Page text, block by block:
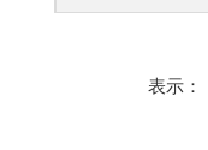
表示：